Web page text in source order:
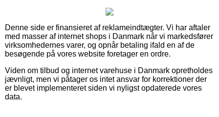
Denne side er finansieret af reklameindtægter. Vi har aftaler
med masser af internet shops i Danmark når vi markedsfører
virksomhedernes varer, og opnår betaling ifald en af de
besøgende på vores website foretager en ordre.
Viden om tilbud og internet varehuse i Danmark opretholdes
jævnligt, men vi påtager os intet ansvar for korrektioner der
er blevet implementeret siden vi nyligst opdaterede vores
data.